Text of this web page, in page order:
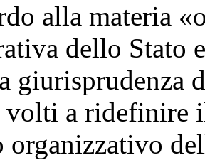
alla materia
dello Stato
giurisprudenza
a ridefinire
organizzativo